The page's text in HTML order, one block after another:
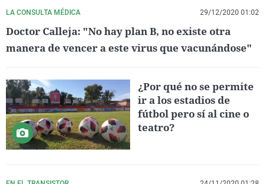
LA CONSULTA MÉDICA 29/12/2020 01:02
Doctor Calleja: "No hay plan B, no existe otra
manera de vencer a este virus que vacunándose"
¿Por qué no se permite
ir a los estadios de
fútbol pero sí al cine o
teatro?